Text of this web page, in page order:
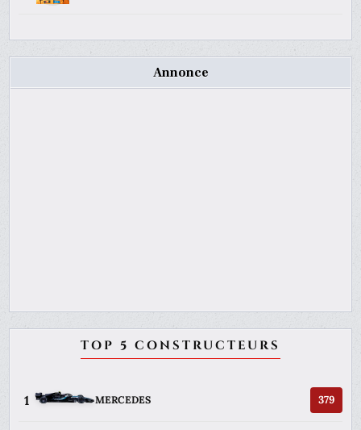
Annonce
TOP 5 CONSTRUCTEURS
1 MERCEDES 379